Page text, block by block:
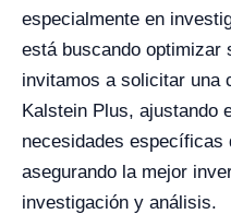
especialmente en
está buscando optimizar
invitamos a solicitar una
Kalstein Plus, ajustando
necesidades específicas
asegurando la mejor
investigación y análisis.